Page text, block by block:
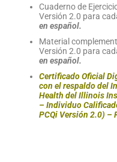
Cuaderno de
Versión 2.0 para
en español.
Material
Versión 2.0 para
en español.
Certificado Oficial
con el respaldo del
Health del Illinois
– Individuo
PCQi Versión 2.0) –